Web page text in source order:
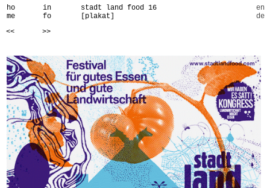
in
fo
en
de
ho
me
>>
<<
stadt land food 16
[plakat]